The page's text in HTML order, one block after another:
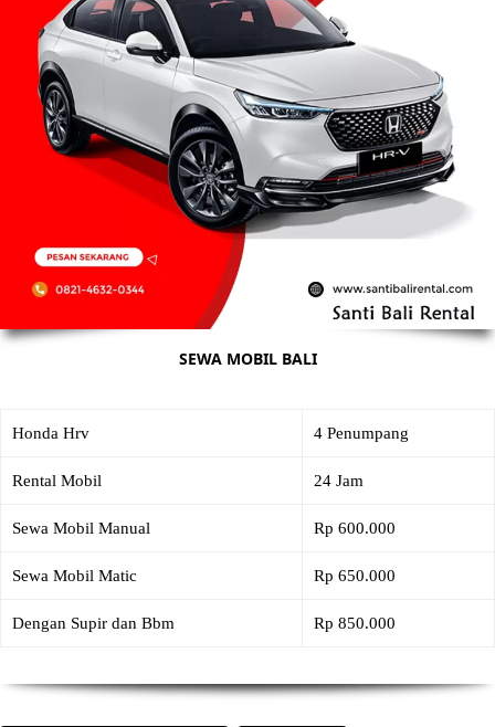
SEWA MOBIL BALI
Honda Hrv 4 Penumpang
Rental Mobil 24 Jam
Sewa Mobil Manual Rp 600.000
Sewa Mobil Matic Rp 650.000
Dengan Supir dan Bbm Rp 850.000